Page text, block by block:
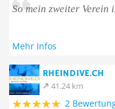
So mein zweiter Verein
Mehr Infos
RHEINDIVE.CH
41.24 km
2